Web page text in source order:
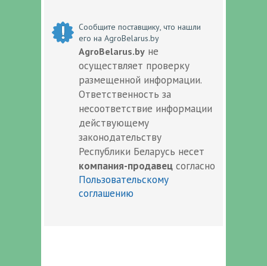
Сообщите поставщику, что нашли
его на AgroBelarus.by
AgroBelarus.by не
осуществляет проверку
размещенной информации.
Ответственность за
несоответствие информации
действующему
законодательству
Республики Беларусь несет
компания-продавец согласно
Пользовательскому
соглашению